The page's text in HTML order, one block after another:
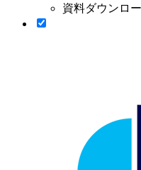
資料ダウンロ